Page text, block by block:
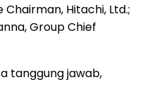
Hitachi, Ltd.;
Group Chief
tanggung jawab,